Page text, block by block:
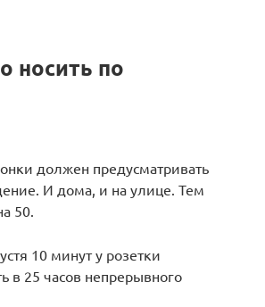
носить по
должен предусматривать
И дома, и на улице. Тем
50.
10 минут у розетки
в 25 часов непрерывного